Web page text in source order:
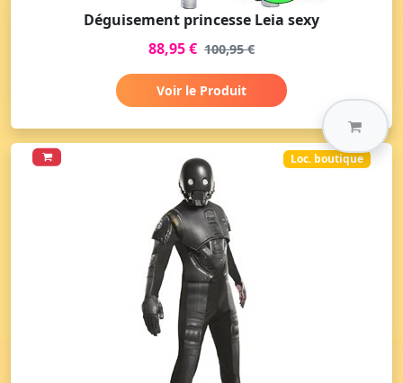
Déguisement princesse Leia sexy
88,95 € 100,95 €
Voir le Produit
Loc. boutique